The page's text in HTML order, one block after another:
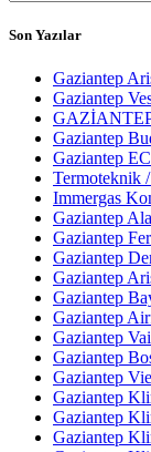
Son Yazılar
Gaziantep
Gaziantep
Gaziantep
Gaziantep
Termoteknik
Immergas
Gaziantep
Gaziantep
Gaziantep
Gaziantep
Gaziantep
Gaziantep
Gaziantep
Gaziantep
Gaziantep
Gaziantep
Gaziantep
Gaziantep